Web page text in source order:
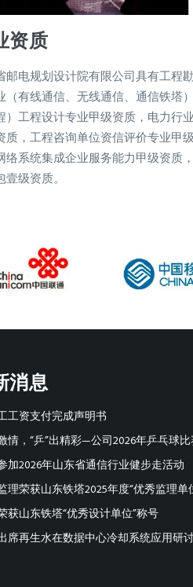
资质
邮电规划设计院有限公司具有工程
（有线通信、无线通信、通信铁塔
）工程设计专业甲级资质，电力行
质，工程咨询单位资信评价专业甲
络系统集成企业服务能力甲级资质
级资质。
消息
工资支付完成声明书
情，“乒”出精彩—公司2026年乒乓球
加2026年山东省通信行业健步走活动
理荣获山东铁塔2025年度“优秀监理单
获山东铁塔“优秀设计单位”称号
席再生水在数据中心冷却系统应用研